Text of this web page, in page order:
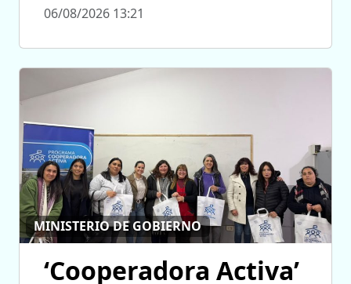
06/08/2026 13:21
MINISTERIO DE GOBIERNO
‘Cooperadora Activa’